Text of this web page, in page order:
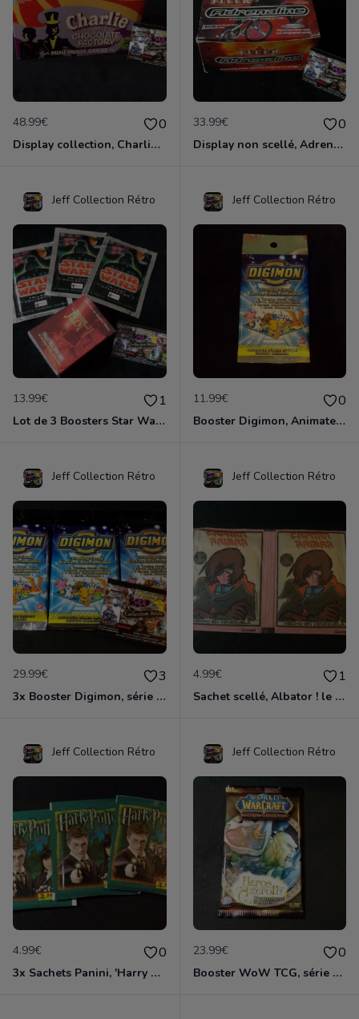
48.99€ 0
Display collection, Charlie et la Chocolaterie, Compléte de 100 sachets d'images.
33.99€ 0
Display non scellé, Adrenaline, cartes à collectionner de Sport, compléte.
Jeff Collection Rétro
13.99€ 1
Lot de 3 Boosters Star Wars Trilogy et 1 Deck Star Wars Young Jedi Darth Maul
Jeff Collection Rétro
11.99€ 0
Booster Digimon, Animated série 1, collection Bandai 1999, neuf et scellé
Jeff Collection Rétro
29.99€ 3
3x Booster Digimon, série 1, collection Bandai 1999, neuf et scellé
Jeff Collection Rétro
4.99€ 1
Sachet scellé, Albator ! le Corsaire de l'espace , Duo pack édition AGE 1980
Jeff Collection Rétro
4.99€ 0
3x Sachets Panini, 'Harry Potter et l'Ordre du Phoenix', édition 2007
Jeff Collection Rétro
23.99€ 0
Booster WoW TCG, série Héros d'Azéroth, édition 2006